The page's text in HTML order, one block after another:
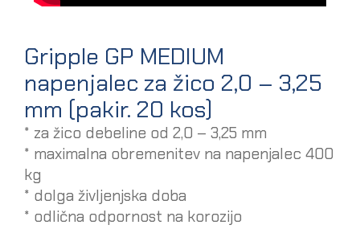
Gripple GP MEDIUM
napenjalec za žico 2,0 – 3,25
mm (pakir. 20 kos)
* za žico debeline od 2,0 – 3,25 mm
* maximalna obremenitev na napenjalec 400
kg
* dolga življenjska doba
* odlična odpornost na korozijo